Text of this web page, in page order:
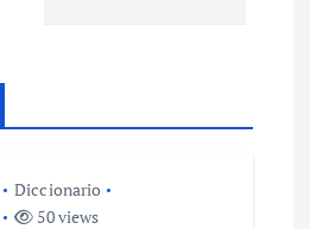
Diccionario
50 views